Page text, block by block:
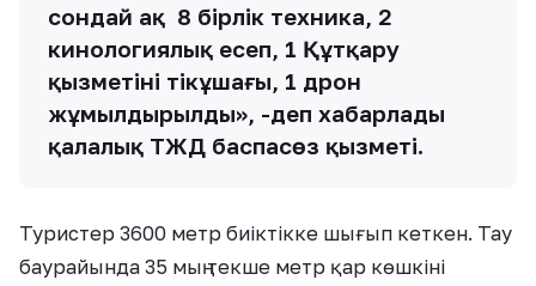
сондай ақ 8 бірлік техника, 2
кинологиялық есеп, 1 Құтқару
қызметінің тікұшағы, 1 дрон
жұмылдырылды», -деп хабарлады
қалалық ТЖД баспасөз қызметі.
Туристер 3600 метр биіктікке шығып кеткен. Тау
баурайында 35 мың текше метр қар көшкіні